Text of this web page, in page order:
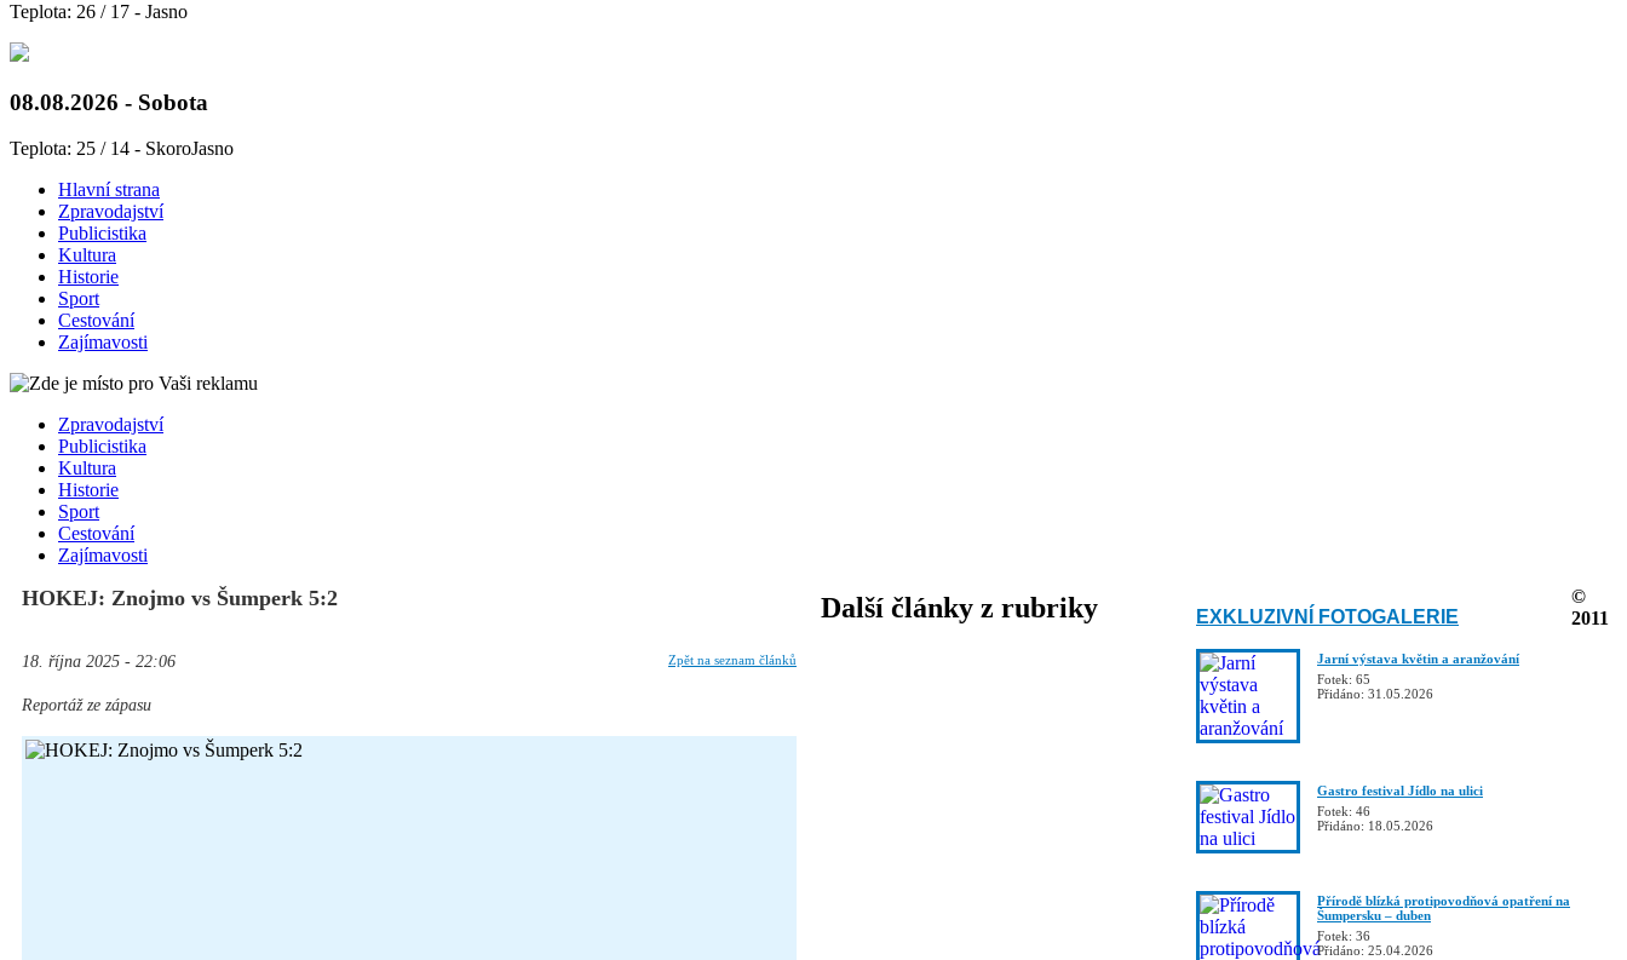
Teplota: 26 / 17 - Jasno
08.08.2026 - Sobota
Teplota: 25 / 14 - SkoroJasno
Hlavní strana
Zpravodajství
Publicistika
Kultura
Historie
Sport
Cestování
Zajímavosti
Zpravodajství
Publicistika
Kultura
Historie
Sport
Cestování
Zajímavosti
HOKEJ: Znojmo vs Šumperk 5:2
18. října 2025 - 22:06 Zpět na seznam článků
Reportáž ze zápasu
Další články z rubriky EXKLUZIVNÍ FOTOGALERIE
Jarní výstava květin a aranžování
Fotek: 65
Přidáno: 31.05.2026
Gastro festival Jídlo na ulici
Fotek: 46
Přidáno: 18.05.2026
Přírodě blízká protipovodňová opatření na
Šumpersku – duben
Fotek: 36
Přidáno: 25.04.2026
©
2011